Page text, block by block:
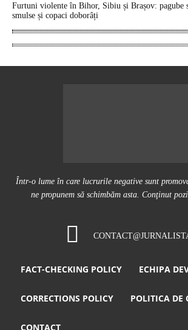
Furtuni violente în Bihor, Sibiu și Brașov: pagube
smulse și copaci doborâți
Într-o lume în care lucrurile negative sunt
ne propunem să schimbăm asta. Conţinut
FACT-CHECKING POLICY ECHIPA
CORRECTIONS POLICY POLITICA DE
CONTACT